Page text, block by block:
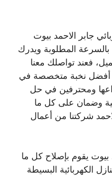
جابر الاحمد بيوت
المطلوبة ويدرك
فعند تواصلك معنا
أفضل نخبة متخصصة في
ومحترفين في حل
وضمان على كل ما
شركتنا من أعمال
بيوت يقوم بإصلاح كل ما
الكهربائية البسيطة